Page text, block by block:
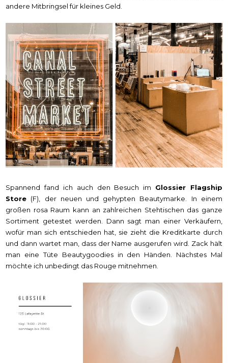
andere Mitbringsel für kleines Geld.
Spannend fand ich auch den Besuch im Glossier Flagship
Store (F), der neuen und gehypten Beautymarke. In einem
großen rosa Raum kann an zahlreichen Stehtischen das ganze
Sortiment getestet werden. Dann sagt man einer Verkäufern,
wofür man sich entschieden hat, sie zieht die Kreditkarte durch
und dann wartet man, dass der Name ausgerufen wird. Zack hält
man eine Tüte Beautygoodies in den Händen. Nächstes Mal
möchte ich unbedingt das Rouge mitnehmen.